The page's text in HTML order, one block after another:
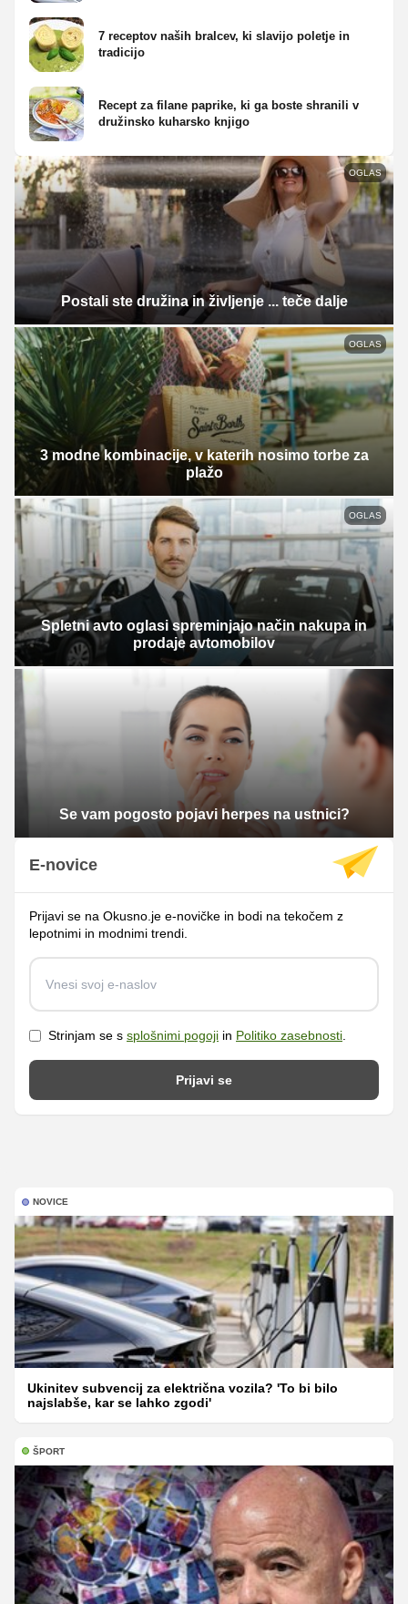
7 receptov naših bralcev, ki slavijo poletje in
tradicijo
Recept za filane paprike, ki ga boste shranili v
družinsko kuharsko knjigo
OGLAS
Postali ste družina in življenje ... teče dalje
OGLAS
3 modne kombinacije, v katerih nosimo torbe za
plažo
OGLAS
Spletni avto oglasi spreminjajo način nakupa in
prodaje avtomobilov
Se vam pogosto pojavi herpes na ustnici?
E-novice
Prijavi se na Okusno.je e-novičke in bodi na tekočem z
lepotnimi in modnimi trendi.
Strinjam se s splošnimi pogoji in Politiko zasebnosti.
Prijavi se
NOVICE
Ukinitev subvencij za električna vozila? 'To bi bilo
najslabše, kar se lahko zgodi'
ŠPORT